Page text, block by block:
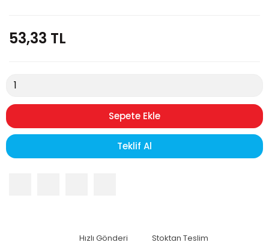
53,33 TL
Sepete Ekle
Teklif Al
Hızlı Gönderi
Stoktan Teslim